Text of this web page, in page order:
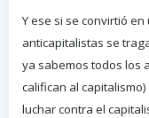
Y ese si se convirtió
anticapitalistas se
ya sabemos todos los
califican al
luchar contra el